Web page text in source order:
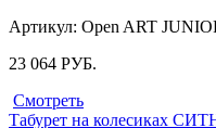
Артикул: Open ART
23 064 РУБ.
Смотреть
Табурет на колесиках